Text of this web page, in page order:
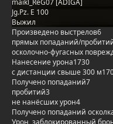
maikl_ReG07 [ADIGA]
Jg.Pz. E 100
Выжил
Произведено выстрелов6
прямых попаданий/
осколочно-фугасных
Нанесение урона1730
с дистанции свыше 300 м
Получено попаданий7
пробитий3
не нанёсших урон4
Получено попаданий
Урон, заблокированный